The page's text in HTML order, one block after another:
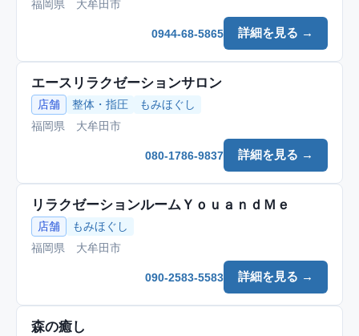
福岡県 大牟田市
詳細を見る →
0944-68-5865
エースリラクゼーションサロン
店舗 整体・指圧
もみほぐし
福岡県 大牟田市
詳細を見る →
080-1786-9837
リラクゼーションルームＹｏｕａｎｄＭｅ
店舗
もみほぐし
福岡県 大牟田市
詳細を見る →
090-2583-5583
森の癒し